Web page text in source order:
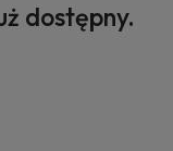
dostępny.